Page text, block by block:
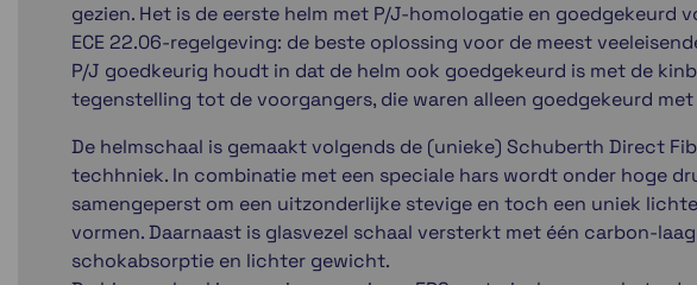
gezien. Het is de eerste helm met P/J-homologatie en goedgekeurd
ECE 22.06-regelgeving: de beste oplossing voor de meest
P/J goedkeurig houdt in dat de helm ook goedgekeurd is met de
tegenstelling tot de voorgangers, die waren alleen goedgekeurd
De helmschaal is gemaakt volgends de (unieke) Schuberth Direct
techhniek. In combinatie met een speciale hars wordt onder hoge
samengeperst om een uitzonderlijke stevige en toch een uniek
vormen. Daarnaast is glasvezel schaal versterkt met één carbon-
schokabsorptie en lichter gewicht.